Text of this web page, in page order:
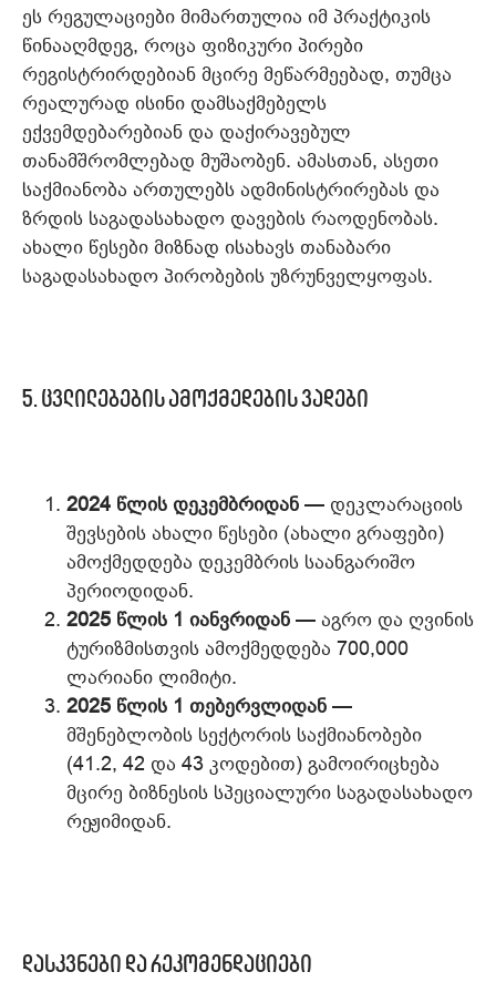
ეს რეგულაციები მიმართულია იმ პრაქტიკის
წინააღმდეგ, როცა ფიზიკური პირები
რეგისტრირდებიან მცირე მეწარმეებად, თუმცა
რეალურად ისინი დამსაქმებელს
ექვემდებარებიან და დაქირავებულ
თანამშრომლებად მუშაობენ. ამასთან, ასეთი
საქმიანობა ართულებს ადმინისტრირებას და
ზრდის საგადასახადო დავების რაოდენობას.
ახალი წესები მიზნად ისახავს თანაბარი
საგადასახადო პირობების უზრუნველყოფას.
5. ცვლილებების ამოქმედების ვადები
2024 წლის დეკემბრიდან — დეკლარაციის
შევსების ახალი წესები (ახალი გრაფები)
ამოქმედდება დეკემბრის საანგარიშო
პერიოდიდან.
2025 წლის 1 იანვრიდან — აგრო და ღვინის
ტურიზმისთვის ამოქმედდება 700,000
ლარიანი ლიმიტი.
2025 წლის 1 თებერვლიდან —
მშენებლობის სექტორის საქმიანობები
(41.2, 42 და 43 კოდებით) გამოირიცხება
მცირე ბიზნესის სპეციალური საგადასახადო
რეჟიმიდან.
დასკვნები და რეკომენდაციები